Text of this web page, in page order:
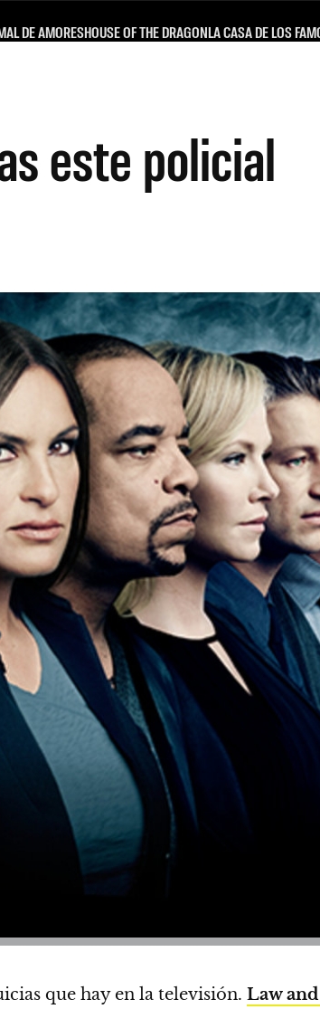
DE AMORESHOUSE OF THE DRAGONLA CASA DE LOS
este policial
que hay en la televisión. Law